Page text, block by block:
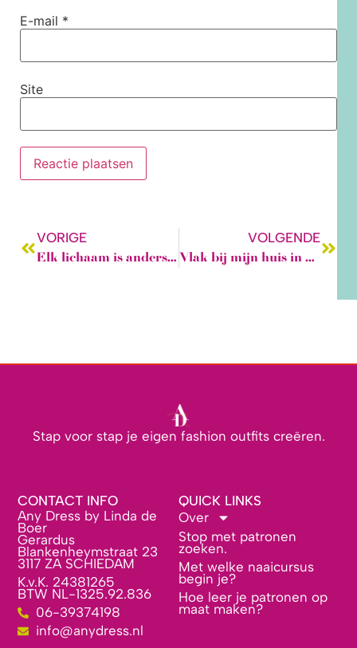
E-mail *
Site
VORIGE
Elk lichaam is anders en daarom pakt een standaardpatroon op elk lijf weer anders uit.
VOLGENDE
Vlak bij mijn huis in Poortugaal was een handwerkzaak, waar Linda op uitnodiging van de eigenaar naailessen gaf.
Stap voor stap je eigen fashion outfits creëren.
CONTACT INFO
Any Dress by Linda de
Boer
Gerardus
Blankenheymstraat 23
3117 ZA SCHIEDAM
K.v.K. 24381265
BTW NL-1325.92.836
06-39374198
info@anydress.nl
QUICK LINKS
Over
Stop met patronen
zoeken.
Met welke naaicursus
begin je?
Hoe leer je patronen op
maat maken?